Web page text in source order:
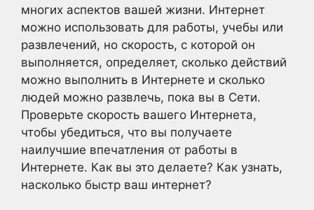
многих аспектов вашей жизни. Интернет
можно использовать для работы, учебы или
развлечений, но скорость, с которой он
выполняется, определяет, сколько действий
можно выполнить в Интернете и сколько
людей можно развлечь, пока вы в Сети.
Проверьте скорость вашего Интернета,
чтобы убедиться, что вы получаете
наилучшие впечатления от работы в
Интернете. Как вы это делаете? Как узнать,
насколько быстр ваш интернет?